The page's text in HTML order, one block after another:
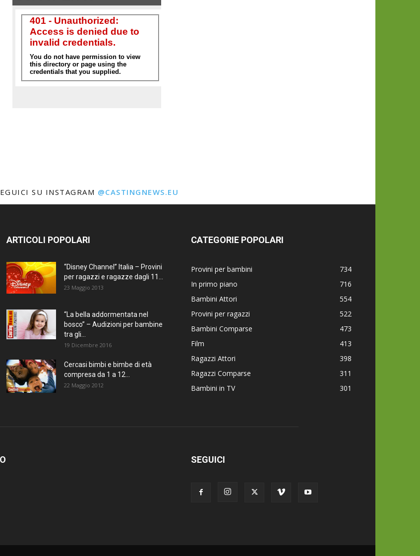
SU INSTAGRAM @CASTINGNEWS.EU
ARTICOLI POPOLARI
“Disney Channel” Italia – Provini
per ragazzi e ragazze dagli 11...
23 Maggio 2013
“La bella addormentata nel
bosco” – Audizioni per bambine
tra gli...
19 Dicembre 2016
Cercasi bimbi e bimbe di età
compresa da 1 a 12...
22 Maggio 2012
CATEGORIE POPOLARI
Provini per bambini
734
In primo piano
716
Bambini Attori
554
Provini per ragazzi
522
Bambini Comparse
473
Film
413
Ragazzi Attori
398
Ragazzi Comparse
311
Bambini in TV
301
SEGUICI